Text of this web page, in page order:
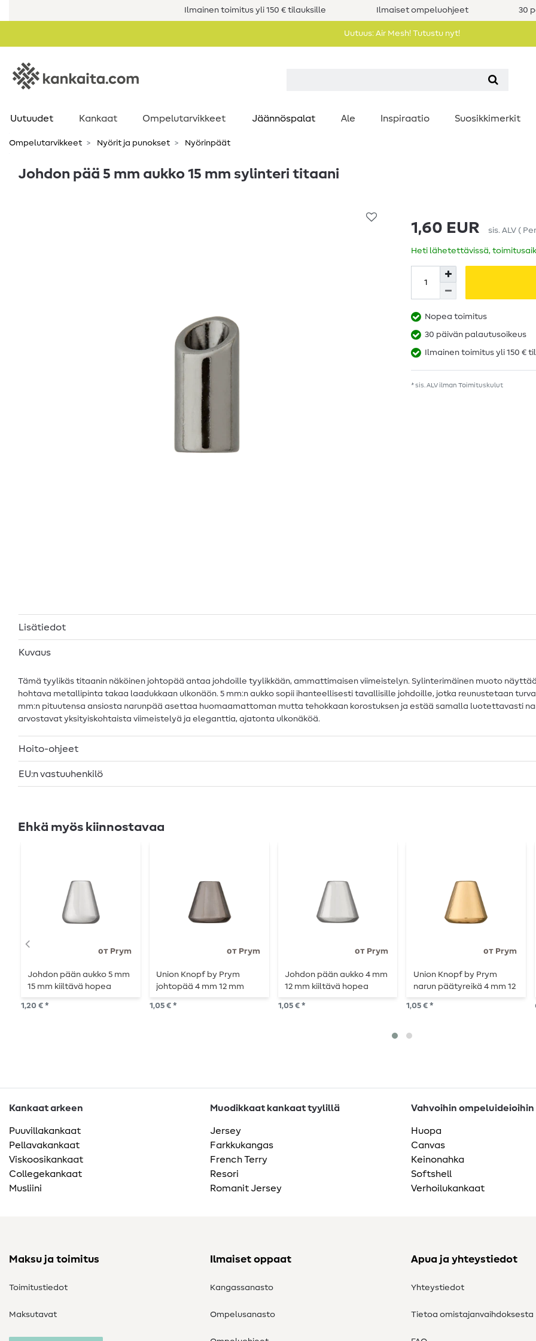
Ilmainen toimitus yli 150 € tilauksille Ilmaiset ompeluohjeet 30
Uutuus: Air Mesh! Tutustu nyt!
Uutuudet Kankaat Ompelutarvikkeet Jäännöspalat Ale Inspiraatio Suosikkimerkit
Ompelutarvikkeet Nyörit ja punokset Nyörinpäät
Johdon pää 5 mm aukko 15 mm sylinteri titaani
1,60 EUR sis. ALV (
Heti lähetettävissä,
Nopea toimitus
30 päivän palautusoikeus
Ilmainen toimitus yli 150 €
* sis. ALV ilman Toimituskulut
Lisätiedot
Kuvaus
Tämä tyylikäs titaanin näköinen johtopää antaa johdoille tyylikkään, ammattimaisen viimeistelyn. Sylinterimäinen muoto
hohtava metallipinta takaa laadukkaan ulkonäön. 5 mm:n aukko sopii ihanteellisesti tavallisille johdoille, jotka reunustetaan
mm:n pituutensa ansiosta narunpää asettaa huomaamattoman mutta tehokkaan korostuksen ja estää samalla luotettavasti
arvostavat yksityiskohtaista viimeistelyä ja eleganttia, ajatonta ulkonäköä.
Hoito-ohjeet
EU:n vastuuhenkilö
Ehkä myös kiinnostavaa
от Prym
Johdon pään aukko 5 mm
15 mm kiiltävä hopea
1,20 € *
от Prym
Union Knopf by Prym
johtopää 4 mm 12 mm
teräskiilto
1,05 € *
от Prym
Johdon pään aukko 4 mm
12 mm kiiltävä hopea
1,05 € *
от Prym
Union Knopf by Prym
narun päätyreikä 4 mm 12
mm kultainen kiiltävä
1,05 € *
Kankaat arkeen
Puuvillakankaat
Pellavakankaat
Viskoosikankaat
Collegekankaat
Musliini
Muodikkaat kankaat tyylillä
Jersey
Farkkukangas
French Terry
Resori
Romanit Jersey
Vahvoihin ompeluideioihin
Huopa
Canvas
Keinonahka
Softshell
Verhoilukankaat
Maksu ja toimitus
Toimitustiedot
Maksutavat
Ilmaiset oppaat
Kangassanasto
Ompelusanasto
Apua ja yhteystiedot
Yhteystiedot
Tietoa omistajanvaihdoksesta